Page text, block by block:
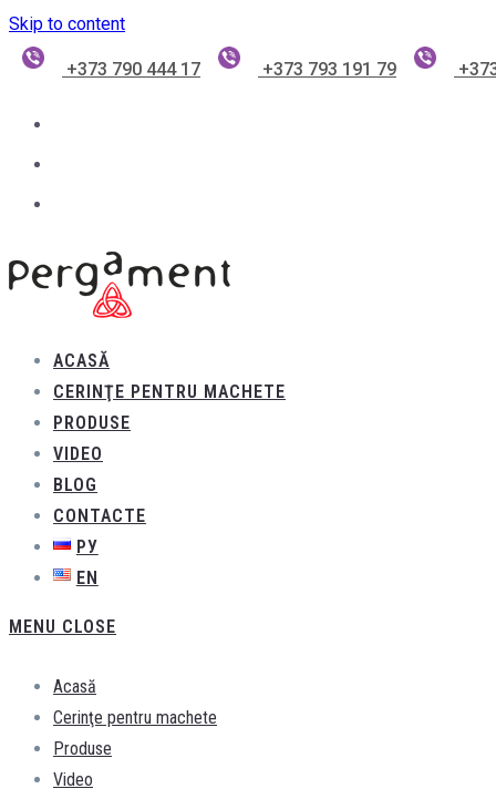
Skip to content
+373 790 444 17 +373 793 191 79
ACASĂ
CERINŢE PENTRU MACHETE
PRODUSE
VIDEO
BLOG
CONTACTE
РУ
EN
MENU CLOSE
Acasă
Cerinţe pentru machete
Produse
Video